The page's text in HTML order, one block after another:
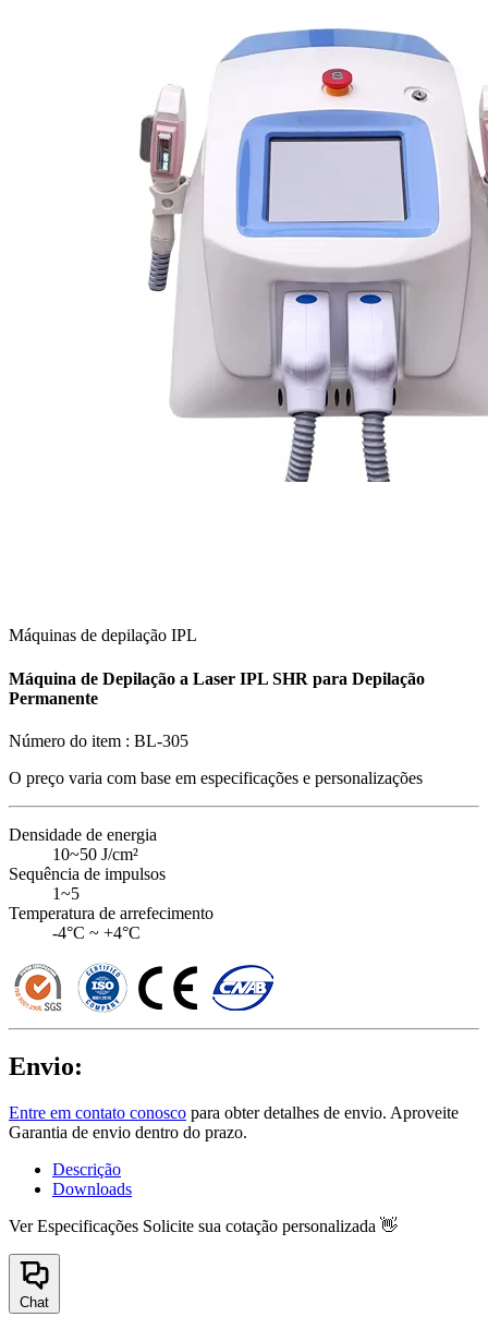
Máquinas de depilação IPL
Máquina de Depilação a Laser IPL SHR para Depilação
Permanente
Número do item : BL-305
O preço varia com base em especificações e personalizações
Densidade de energia
10~50 J/cm²
Sequência de impulsos
1~5
Temperatura de arrefecimento
-4°C ~ +4°C
Envio:
Entre em contato conosco para obter detalhes de envio. Aproveite
Garantia de envio dentro do prazo.
Descrição
Downloads
Ver Especificações Solicite sua cotação personalizada 👋
Chat